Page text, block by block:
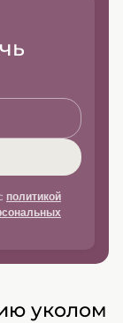
политикой
уколом